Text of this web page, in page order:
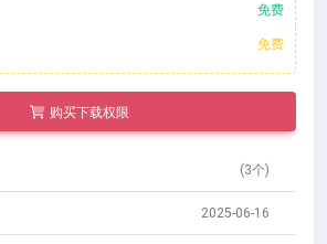
免费
免费
购买下载权限
(3个)
2025-06-16